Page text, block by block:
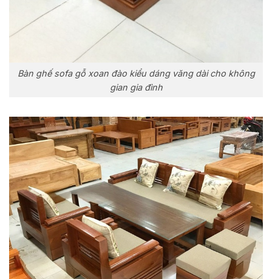
Bàn ghế sofa gỗ xoan đào kiểu dáng văng dài cho không
gian gia đình